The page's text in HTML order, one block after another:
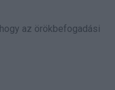
az örökbefogadási